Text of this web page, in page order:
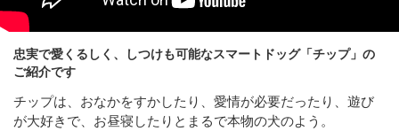
忠実で愛くるしく、しつけも可能なスマートドッグ「チップ」の
ご紹介です
チップは、おなかをすかしたり、愛情が必要だったり、遊び
が大好きで、お昼寝したりとまるで本物の犬のよう。